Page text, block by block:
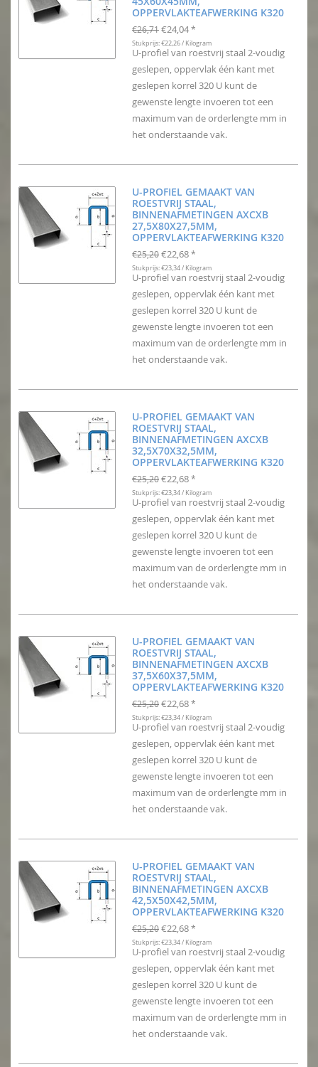
OPPERVLAKTEAFWERKING K320
€26,71 €24,04 *
Stukprijs: €22,26 / Kilogram
U-profiel van roestvrij staal 2-voudig
geslepen, oppervlak één kant met
geslepen korrel 320 U kunt de
gewenste lengte invoeren tot een
maximum van de orderlengte mm in
het onderstaande vak.
U-PROFIEL GEMAAKT VAN
ROESTVRIJ STAAL,
BINNENAFMETINGEN AXCXB
27,5X80X27,5MM,
OPPERVLAKTEAFWERKING K320
€25,20 €22,68 *
Stukprijs: €23,34 / Kilogram
U-profiel van roestvrij staal 2-voudig
geslepen, oppervlak één kant met
geslepen korrel 320 U kunt de
gewenste lengte invoeren tot een
maximum van de orderlengte mm in
het onderstaande vak.
U-PROFIEL GEMAAKT VAN
ROESTVRIJ STAAL,
BINNENAFMETINGEN AXCXB
32,5X70X32,5MM,
OPPERVLAKTEAFWERKING K320
€25,20 €22,68 *
Stukprijs: €23,34 / Kilogram
U-profiel van roestvrij staal 2-voudig
geslepen, oppervlak één kant met
geslepen korrel 320 U kunt de
gewenste lengte invoeren tot een
maximum van de orderlengte mm in
het onderstaande vak.
U-PROFIEL GEMAAKT VAN
ROESTVRIJ STAAL,
BINNENAFMETINGEN AXCXB
37,5X60X37,5MM,
OPPERVLAKTEAFWERKING K320
€25,20 €22,68 *
Stukprijs: €23,34 / Kilogram
U-profiel van roestvrij staal 2-voudig
geslepen, oppervlak één kant met
geslepen korrel 320 U kunt de
gewenste lengte invoeren tot een
maximum van de orderlengte mm in
het onderstaande vak.
U-PROFIEL GEMAAKT VAN
ROESTVRIJ STAAL,
BINNENAFMETINGEN AXCXB
42,5X50X42,5MM,
OPPERVLAKTEAFWERKING K320
€25,20 €22,68 *
Stukprijs: €23,34 / Kilogram
U-profiel van roestvrij staal 2-voudig
geslepen, oppervlak één kant met
geslepen korrel 320 U kunt de
gewenste lengte invoeren tot een
maximum van de orderlengte mm in
het onderstaande vak.